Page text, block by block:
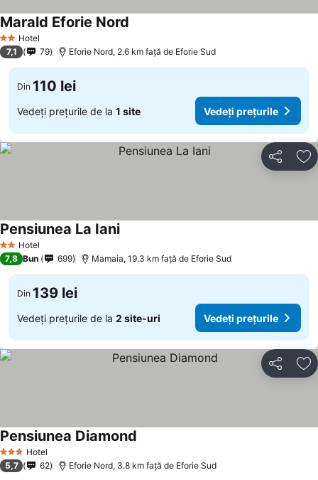
2 SteleHotel
Marald Eforie Nord
7,1 79 Eforie Nord, 2.6 km faţă de Eforie Sud
Din 110 lei
Vedeți prețurile de la 1 site Vedeți prețurile
Distribuiți
2 SteleHotel
Pensiunea La Iani
7,8 Bun 699 Mamaia, 19.3 km faţă de Eforie Sud
Din 139 lei
Vedeți prețurile de la 2 site-uri Vedeți prețurile
Distribuiți
3 SteleHotel
Pensiunea Diamond
5,7 62 Eforie Nord, 3.8 km faţă de Eforie Sud